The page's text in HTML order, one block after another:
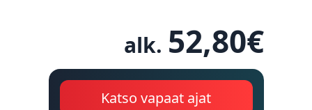
alk. 52,80€
Katso vapaat ajat